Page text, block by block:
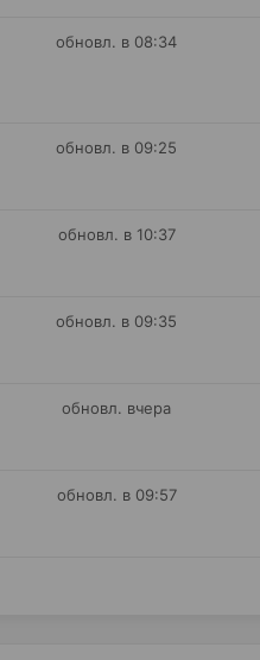
обновл. в 08:34
обновл. в 09:25
обновл. в 10:37
обновл. в 09:35
обновл. вчера
обновл. в 09:57